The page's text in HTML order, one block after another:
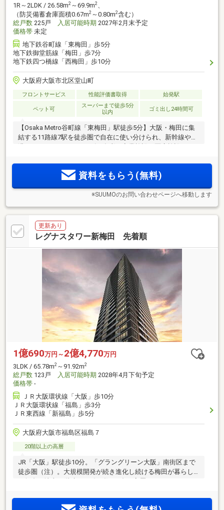
1R～2LDK / 26.58m2 ～69.9m2 、
（防災備蓄倉庫面積0.67m2 ～0.80m2含む）
総戸数 225戸 入居可能時期 2027年2月末予定
価格帯 未定
地下鉄谷町線「東梅田」歩5分
地下鉄御堂筋線「梅田」歩7分
地下鉄四つ橋線「西梅田」歩10分
大阪府大阪市北区堂山町
フロントサービス 性能評価書取得 始発駅
ペット可
スーパーまで徒歩5分
以内
ゴミ出し24時間可
【Osaka Metro谷町線「東梅田」駅徒歩5分】大阪・梅田に集
結する11路線7駅を徒歩圏で自在に使い分けられ、新幹線や空
ド大阪梅田＞誕生
資料をもらう(無料)
※SUUMOのお問い合わせページへ移動します
更新あり
レグナスタワー新梅田 先着順
1億690万円～ 2億4,770万円
3LDK / 65.78m2 ～91.92m2
総戸数 123戸 入居可能時期 2028年4月下旬予定
価格帯 -
ＪＲ大阪環状線「大阪」歩10分
ＪＲ大阪環状線「福島」歩3分
ＪＲ東西線「新福島」歩5分
大阪府大阪市福島区福島７
20階以上の高層
JR「大阪」駅徒歩10分。「グラングリーン大阪」南街区まで
徒歩圏（注）。大規模開発が続き進化し続ける梅田が暮らし